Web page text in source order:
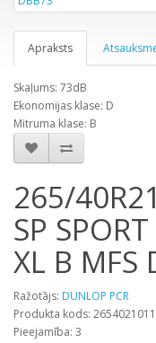
Apraksts
Skaļums: 73dB
Ekonomijas klase: D
Mitruma klase: B
265/
SP
XL B MFS
Ražotājs: DUNLOP PCR
Produkta kods:
Pieejamība: 3